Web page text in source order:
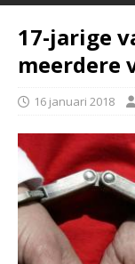
17-jarige
meerdere
16 januari 2018